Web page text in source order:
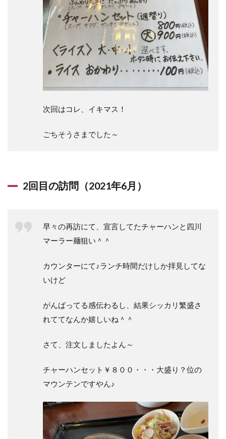
次回はコレ、イキマス！
ごちそうさまでした～
2回目の訪問（2021年6月）
早々の再訪にて、宣言してたチャーハンと四川
マーラー麺狙い＾＾
カウンターにて♪ランチ時間だけしか拝見してな
いけど
がんばってる感伝わるし、結果シッカリ繁盛さ
れててなんか嬉しいね＾＾
さて、注文しましたよん～
チャーハンセット￥８００・・・大盛り？位の
マウンテンですやん♪